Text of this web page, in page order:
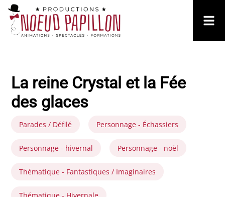
La reine Crystal et la Fée
des glaces
Parades / Défilé Personnage - Échassiers
Personnage - hivernal Personnage - noël
Thématique - Fantastiques / Imaginaires